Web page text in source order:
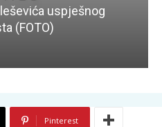
uspješnog
(FOTO)
Pinterest